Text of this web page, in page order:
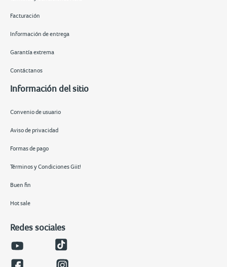
Facturación
Información de entrega
Garantía extrema
Contáctanos
Información del sitio
Convenio de usuario
Aviso de privacidad
Formas de pago
Términos y Condiciones Giit!
Buen fin
Hot sale
Redes sociales